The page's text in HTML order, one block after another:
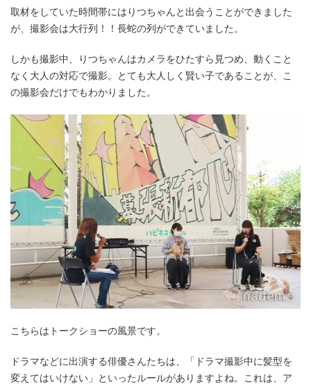
取材をしていた時間帯にはりつちゃんと出会うことができました
が、撮影会は大行列！！長蛇の列ができていました。
しかも撮影中、りつちゃんはカメラをひたすら見つめ、動くこと
なく大人の対応で撮影。とても大人しく賢い子であることが、こ
の撮影会だけでもわかりました。
こちらはトークショーの風景です。
ドラマなどに出演する俳優さんたちは、「ドラマ撮影中に髪型を
変えてはいけない」といったルールがありますよね。これは、ア